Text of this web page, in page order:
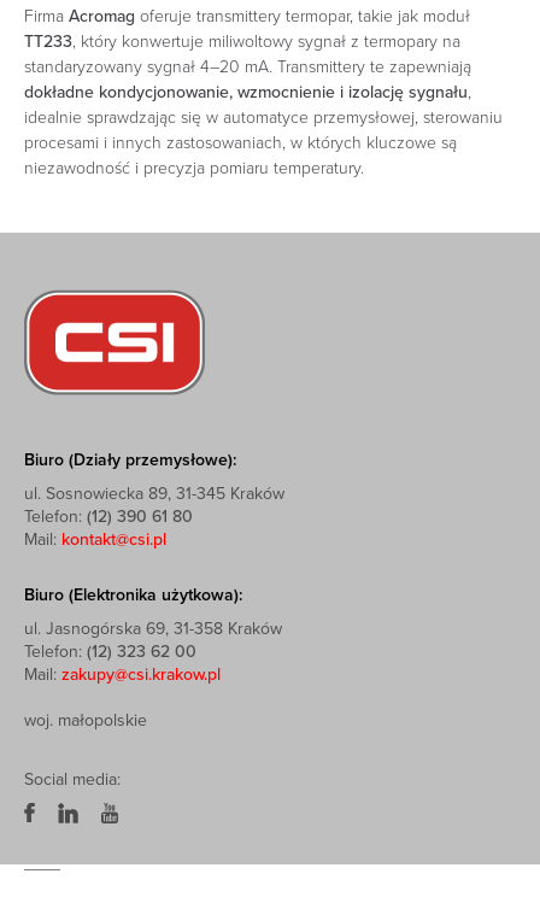
Firma Acromag oferuje transmittery termopar, takie jak moduł
TT233, który konwertuje miliwoltowy sygnał z termopary na
standaryzowany sygnał 4–20 mA. Transmittery te zapewniają
dokładne kondycjonowanie, wzmocnienie i izolację sygnału,
idealnie sprawdzając się w automatyce przemysłowej, sterowaniu
procesami i innych zastosowaniach, w których kluczowe są
niezawodność i precyzja pomiaru temperatury.
Biuro (Działy przemysłowe):
ul. Sosnowiecka 89, 31-345 Kraków
Telefon: (12) 390 61 80
Mail: kontakt@csi.pl
Biuro (Elektronika użytkowa):
ul. Jasnogórska 69, 31-358 Kraków
Telefon: (12) 323 62 00
Mail: zakupy@csi.krakow.pl
woj. małopolskie
Social media: